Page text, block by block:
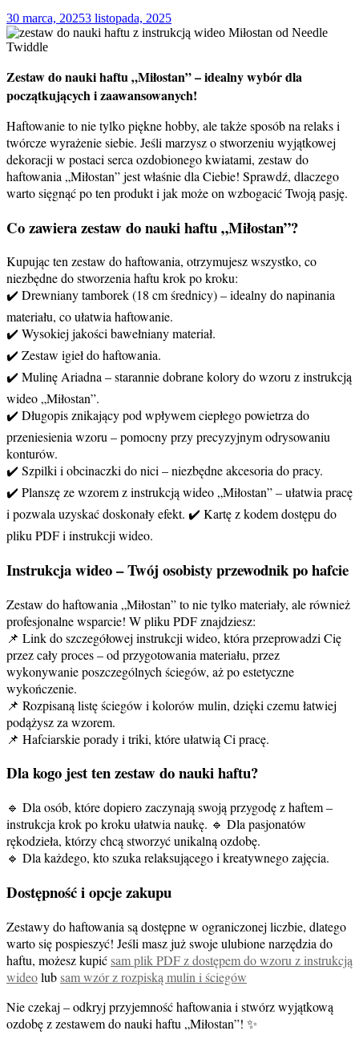
30 marca, 20253 listopada, 2025
Zestaw do nauki haftu „Miłostan” – idealny wybór dla
początkujących i zaawansowanych!
Haftowanie to nie tylko piękne hobby, ale także sposób na relaks i
twórcze wyrażenie siebie. Jeśli marzysz o stworzeniu wyjątkowej
dekoracji w postaci serca ozdobionego kwiatami, zestaw do
haftowania „Miłostan” jest właśnie dla Ciebie! Sprawdź, dlaczego
warto sięgnąć po ten produkt i jak może on wzbogacić Twoją pasję.
Co zawiera zestaw do nauki haftu „Miłostan”?
Kupując ten zestaw do haftowania, otrzymujesz wszystko, co
niezbędne do stworzenia haftu krok po kroku:
✔️ Drewniany tamborek (18 cm średnicy) – idealny do napinania
materiału, co ułatwia haftowanie.
✔️ Wysokiej jakości bawełniany materiał.
✔️ Zestaw igieł do haftowania.
✔️ Mulinę Ariadna – starannie dobrane kolory do wzoru z instrukcją
wideo „Miłostan”.
✔️ Długopis znikający pod wpływem ciepłego powietrza do
przeniesienia wzoru – pomocny przy precyzyjnym odrysowaniu
konturów.
✔️ Szpilki i obcinaczki do nici – niezbędne akcesoria do pracy.
✔️ Planszę ze wzorem z instrukcją wideo „Miłostan” – ułatwia pracę
i pozwala uzyskać doskonały efekt. ✔️ Kartę z kodem dostępu do
pliku PDF i instrukcji wideo.
Instrukcja wideo – Twój osobisty przewodnik po hafcie
Zestaw do haftowania „Miłostan” to nie tylko materiały, ale również
profesjonalne wsparcie! W pliku PDF znajdziesz:
📌 Link do szczegółowej instrukcji wideo, która przeprowadzi Cię
przez cały proces – od przygotowania materiału, przez
wykonywanie poszczególnych ściegów, aż po estetyczne
wykończenie.
📌 Rozpisaną listę ściegów i kolorów mulin, dzięki czemu łatwiej
podążysz za wzorem.
📌 Hafciarskie porady i triki, które ułatwią Ci pracę.
Dla kogo jest ten zestaw do nauki haftu?
🔹 Dla osób, które dopiero zaczynają swoją przygodę z haftem –
instrukcja krok po kroku ułatwia naukę. 🔹 Dla pasjonatów
rękodzieła, którzy chcą stworzyć unikalną ozdobę.
🔹 Dla każdego, kto szuka relaksującego i kreatywnego zajęcia.
Dostępność i opcje zakupu
Zestawy do haftowania są dostępne w ograniczonej liczbie, dlatego
warto się pospieszyć! Jeśli masz już swoje ulubione narzędzia do
haftu, możesz kupićsam plik PDF z dostępem do wzoru z instrukcją
wideolubsam wzór z rozpiską mulin i ściegów
Nie czekaj – odkryj przyjemność haftowania i stwórz wyjątkową
ozdobę z zestawem do nauki haftu „Miłostan”! ✨